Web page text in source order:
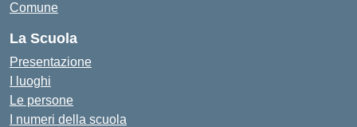
Comune
La Scuola
Presentazione
I luoghi
Le persone
I numeri della scuola